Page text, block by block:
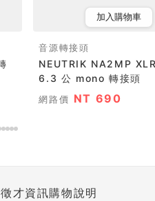
加入購物車
音源轉接頭
NEUTRIK NA2MP
6.3 公 mono 轉接頭
網路價 NT 690
徵才資訊購物說明